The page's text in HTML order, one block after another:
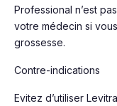
Professional n’est
votre médecin si
grossesse.
Contre-indications
Evitez d’utiliser